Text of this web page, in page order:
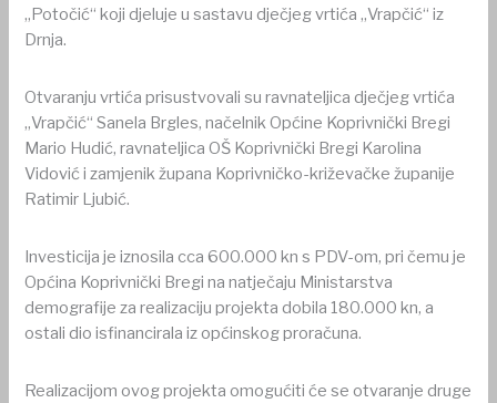
„Potočić“ koji djeluje u sastavu dječjeg vrtića „Vrapčić“ iz
Drnja.
Otvaranju vrtića prisustvovali su ravnateljica dječjeg vrtića
„Vrapčić“ Sanela Brgles, načelnik Općine Koprivnički Bregi
Mario Hudić, ravnateljica OŠ Koprivnički Bregi Karolina
Vidović i zamjenik župana Koprivničko-križevačke županije
Ratimir Ljubić.
Investicija je iznosila cca 600.000 kn s PDV-om, pri čemu je
Općina Koprivnički Bregi na natječaju Ministarstva
demografije za realizaciju projekta dobila 180.000 kn, a
ostali dio isfinancirala iz općinskog proračuna.
Realizacijom ovog projekta omogućiti će se otvaranje druge